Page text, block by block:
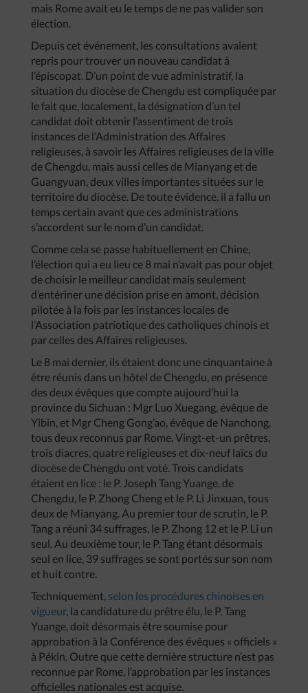
mais Rome avait eu le temps de ne pas valider son
élection.
Depuis cet événement, les consultations avaient
repris pour trouver un nouveau candidat à
l’épiscopat. D’un point de vue administratif, la
situation du diocèse de Chengdu est compliquée par
le fait que, localement, la désignation d’un tel
candidat doit obtenir l’assentiment de trois
instances de l’Administration des Affaires
religieuses, à savoir les Affaires religieuses de la ville
de Chengdu, mais aussi celles de Mianyang et de
Guangyuan, deux villes importantes situées sur le
territoire du diocèse. De toute évidence, il a fallu un
temps certain avant que ces administrations
s’accordent sur le nom d’un candidat.
Comme cela se passe habituellement en Chine,
l’élection qui a eu lieu ce 8 mai n’avait pas pour objet
de choisir le meilleur candidat mais seulement
d’entériner une décision prise en amont, décision
pilotée à la fois par les instances locales de
l’Association patriotique des catholiques chinois et
par celles des Affaires religieuses.
Le 8 mai dernier, ils étaient donc une cinquantaine à
être réunis dans un hôtel de Chengdu, en présence
des deux évêques que compte aujourd’hui la
province du Sichuan : Mgr Luo Xuegang, évêque de
Yibin, et Mgr Cheng Gong’ao, évêque de Nanchong,
tous deux reconnus par Rome. Vingt-et-un prêtres,
trois diacres, quatre religieuses et dix-neuf laïcs du
diocèse de Chengdu ont voté. Trois candidats
étaient en lice : le P. Joseph Tang Yuange, de
Chengdu, le P. Zhong Cheng et le P. Li Jinxuan, tous
deux de Mianyang. Au premier tour de scrutin, le P.
Tang a réuni 34 suffrages, le P. Zhong 12 et le P. Li un
seul. Au deuxième tour, le P. Tang étant désormais
seul en lice, 39 suffrages se sont portés sur son nom
et huit contre.
Techniquement, selon les procédures chinoises en
vigueur, la candidature du prêtre élu, le P. Tang
Yuange, doit désormais être soumise pour
approbation à la Conférence des évêques « officiels »
à Pékin. Outre que cette dernière structure n’est pas
reconnue par Rome, l’approbation par les instances
officielles nationales est acquise.